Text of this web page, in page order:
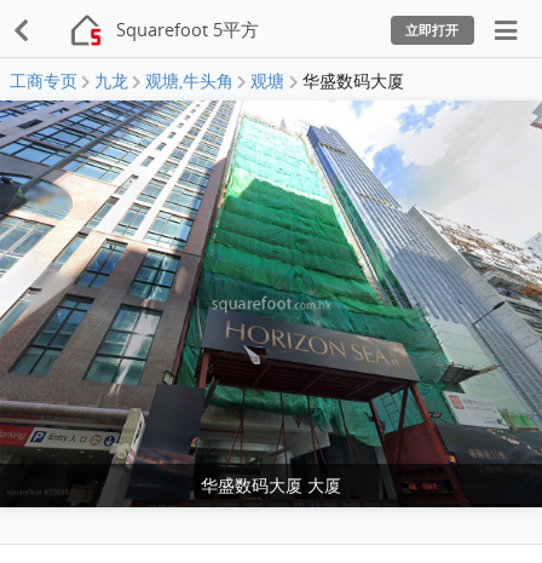
Squarefoot 5平方 立即打开
工商专页 九龙 观塘,牛头角 观塘 华盛数码大厦
华盛数码大厦 大厦